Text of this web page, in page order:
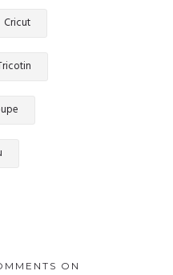
Cricut
ON